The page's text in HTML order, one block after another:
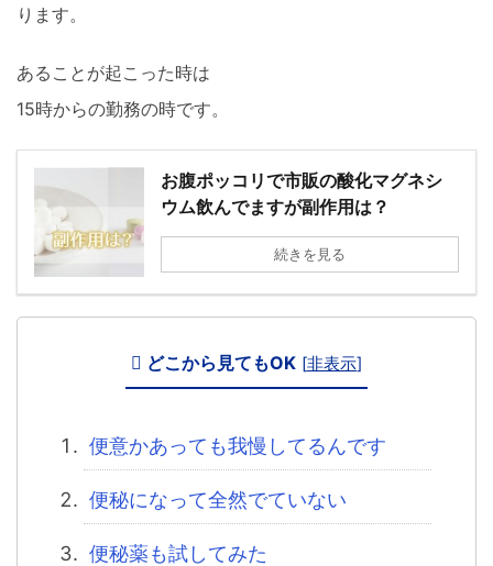
ります。
あることが起こった時は
15時からの勤務の時です。
お腹ポッコリで市販の酸化マグネシ
ウム飲んでますが副作用は？
続きを見る
どこから見てもOK [非表示]
便意かあっても我慢してるんです
便秘になって全然でていない
便秘薬も試してみた